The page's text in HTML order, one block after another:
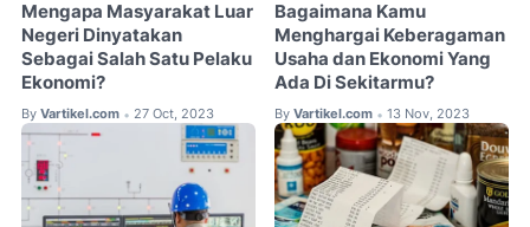
Mengapa Masyarakat Luar
Negeri Dinyatakan
Sebagai Salah Satu Pelaku
Ekonomi?
By Vartikel.com • 27 Oct, 2023
Bagaimana Kamu
Menghargai Keberagaman
Usaha dan Ekonomi Yang
Ada Di Sekitarmu?
By Vartikel.com • 13 Nov, 2023